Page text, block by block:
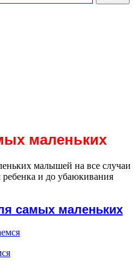
маленьких
малышей на все случаи
и до убаюкивания
самых маленьких